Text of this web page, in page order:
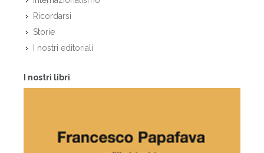
Ricordarsi
Storie
I nostri editoriali
I nostri libri